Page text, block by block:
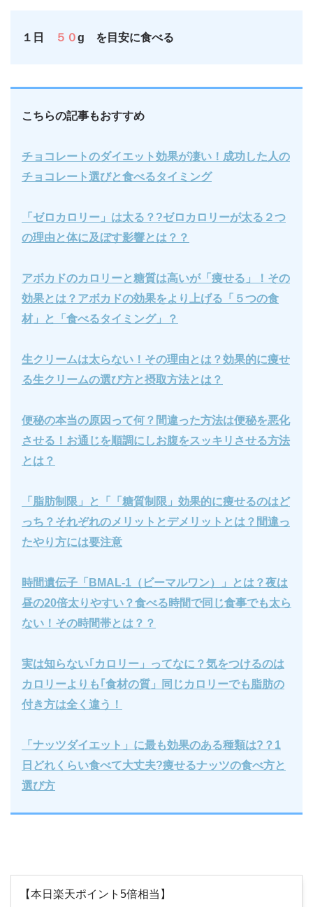
１日 ５０g を目安に食べる
こちらの記事もおすすめ
チョコレートのダイエット効果が凄い！成功した人の
チョコレート選びと食べるタイミング
「ゼロカロリー」は太る？?ゼロカロリーが太る２つ
の理由と体に及ぼす影響とは？？
アボカドのカロリーと糖質は高いが「痩せる」！その
効果とは？アボカドの効果をより上げる「５つの食
材」と「食べるタイミング」？
生クリームは太らない！その理由とは？効果的に痩せ
る生クリームの選び方と摂取方法とは？
便秘の本当の原因って何？間違った方法は便秘を悪化
させる！お通じを順調にしお腹をスッキリさせる方法
とは？
「脂肪制限」と「「糖質制限」効果的に痩せるのはど
っち？それぞれのメリットとデメリットとは？間違っ
たやり方には要注意
時間遺伝子「BMAL-1（ビーマルワン）」とは？夜は
昼の20倍太りやすい？食べる時間で同じ食事でも太ら
ない！その時間帯とは？？
実は知らない｢カロリー」ってなに？気をつけるのは
カロリーよりも｢食材の質」同じカロリーでも脂肪の
付き方は全く違う！
「ナッツダイエット」に最も効果のある種類は?？1
日どれくらい食べて大丈夫?痩せるナッツの食べ方と
選び方
【本日楽天ポイント5倍相当】